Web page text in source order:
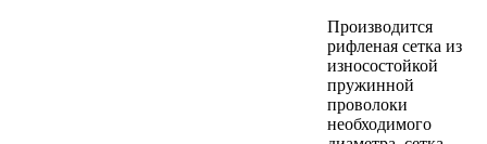
Производится
рифленая сетка из
износостойкой
пружинной
проволоки
необходимого